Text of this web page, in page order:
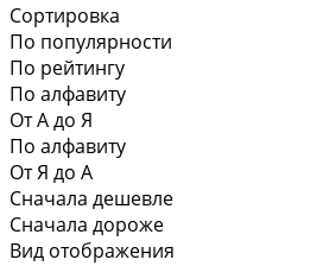
Сортировка
По популярности
По рейтингу
По алфавиту
От А до Я
По алфавиту
От Я до А
Сначала дешевле
Сначала дороже
Вид отображения